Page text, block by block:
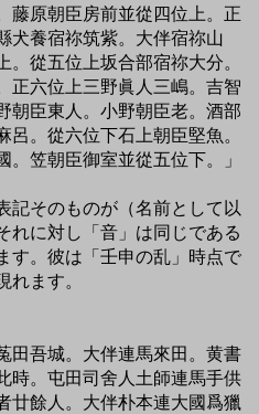
藤原朝臣房前並從四位上。正
犬養宿祢筑紫。大伴宿祢山
從五位上坂合部宿祢大分。
正六位上三野眞人三嶋。吉智
朝臣東人。小野朝臣老。酒部
。從六位下石上朝臣堅魚。
笠朝臣御室並從五位下。」
そのものが（名前として以
れに対し「音」は同じである
す。彼は「壬申の乱」時点で
れます。
田吾城。大伴連馬來田。黄書
時。屯田司舍人土師連馬手供
廿餘人。大伴朴本連大國爲獵